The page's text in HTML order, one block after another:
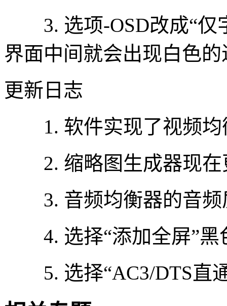
3. 选项-OSD改成“仅
界面中间就会出现白色
更新日志
1. 软件实现了视频均
2. 缩略图生成器现在
3. 音频均衡器的音频
4. 选择“添加全屏”黑
5. 选择“AC3/DTS直通